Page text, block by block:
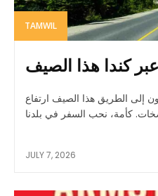
TAMWIL
عبر كندا هذا الصيف
يشعر الكنديون الذين يسافرون إلى الطريق هذا الصيف ارتفاع
JULY 7, 2026